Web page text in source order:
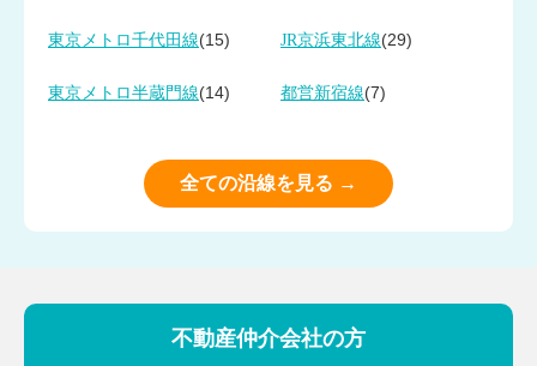
東京メトロ千代田線(15) JR京浜東北線(29)
東京メトロ半蔵門線(14) 都営新宿線(7)
全ての沿線を見る →
不動産仲介会社の方